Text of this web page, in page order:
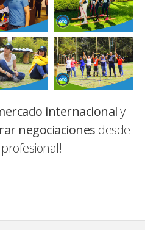
internacionaly
negociaciones desde